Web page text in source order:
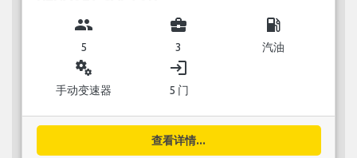
group
5
business_center
3
local_gas_station
汽油
miscellaneous_services
手动变速器
login
5 门
查看详情...